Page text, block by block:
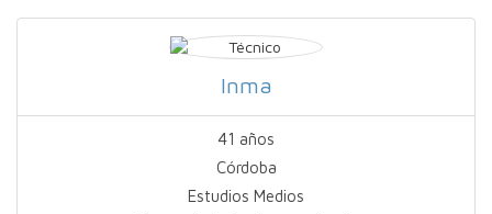
Inma
41 años
Córdoba
Estudios Medios